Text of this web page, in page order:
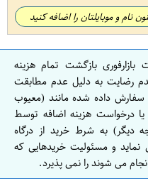
نام و موبایلتان را اضافه کنید
بازگشت تمام هزینه
رضایت به دلیل عدم مطابقت
سفارش داده شده مانند (معیوب
درخواست هزینه اضافه توسط
دیگر) به شرط خرید از درگاه
و مسئولیت خریدهایی که
می شوند را نمی پذیرد.